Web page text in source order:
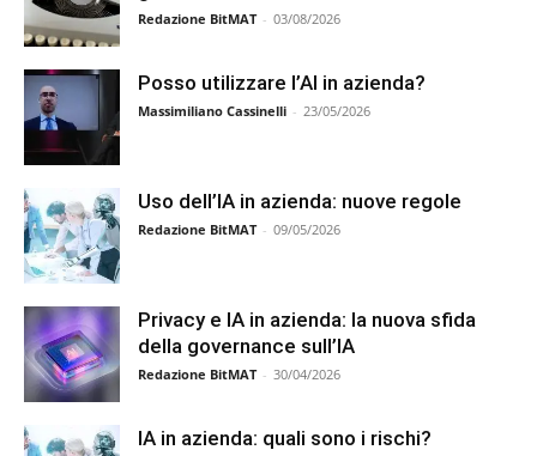
Redazione BitMAT - 03/08/2026
Posso utilizzare l’AI in azienda?
Massimiliano Cassinelli - 23/05/2026
Uso dell’IA in azienda: nuove regole
Redazione BitMAT - 09/05/2026
Privacy e IA in azienda: la nuova sfida
della governance sull’IA
Redazione BitMAT - 30/04/2026
IA in azienda: quali sono i rischi?